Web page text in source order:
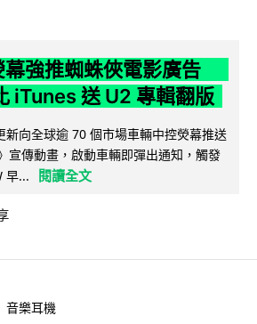
幕強推蜘蛛俠電影廣告
iTunes 送 U2 專輯翻版
新向全球逾 70 個市場車輛中控熒幕推送
宣傳動畫，啟動車輛即彈出通知，觸發
早...
閱讀全文
音樂耳機